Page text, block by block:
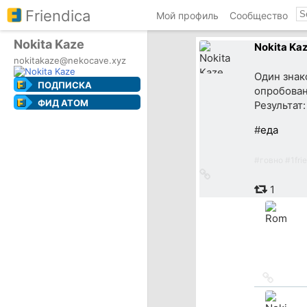
Friendica Мой профиль Сообщество
Nokita Kaze
nokitakaze@nekocave.xyz
ПОДПИСКА
ФИД ATOM
Nokita
Один
#еда
1
на